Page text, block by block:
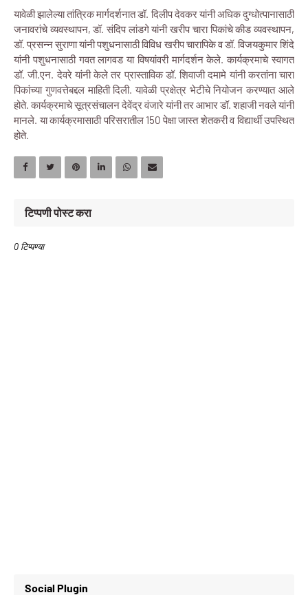
यावेळी झालेल्या तांत्रिक मार्गदर्शनात डॉ. दिलीप देवकर यांनी अधिक दुग्धोत्पानासाठी
जनावरांचे व्यवस्थापन, डॉ. संदिप लांडगे यांनी खरीप चारा पिकांचे कीड व्यवस्थापन,
डॉ. प्रसन्न सुराणा यांनी पशुधनासाठी विविध खरीप चारापिके व डॉ. विजयकुमार शिंदे
यांनी पशुधनासाठी गवत लागवड या विषयांवरी मार्गदर्शन केले. कार्यक्रमाचे स्वागत
डॉ. जी.एन. देवरे यांनी केले तर प्रास्ताविक डॉ. शिवाजी दमामे यांनी करतांना चारा
पिकांच्या गुणवत्तेबद्दल माहिती दिली. यावेळी प्रक्षेत्र भेटीचे नियोजन करण्यात आले
होते. कार्यक्रमाचे सूत्रसंचालन देवेंद्र वंजारे यांनी तर आभार डॉ. शहाजी नवले यांनी
मानले. या कार्यक्रमासाठी परिसरातील 150 पेक्षा जास्त शेतकरी व विद्यार्थी उपस्थित
होते.
टिप्पणी पोस्ट करा
0 टिप्पण्या
Social Plugin